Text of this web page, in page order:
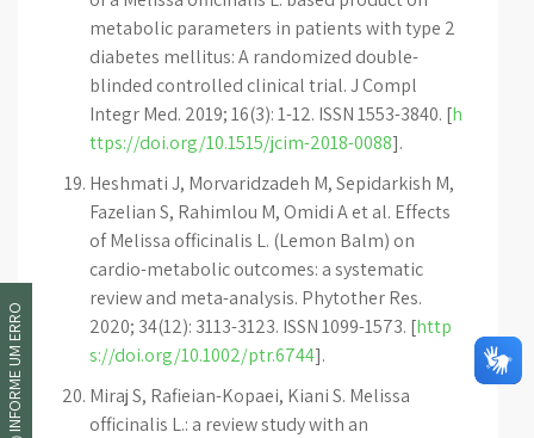
metabolic parameters in patients with type 2
diabetes mellitus: A randomized double-
blinded controlled clinical trial. J Compl
Integr Med. 2019; 16(3): 1-12. ISSN 1553-3840. [h
ttps://doi.org/10.1515/jcim-2018-0088].
Heshmati J, Morvaridzadeh M, Sepidarkish M,
Fazelian S, Rahimlou M, Omidi A et al. Effects
of Melissa officinalis L. (Lemon Balm) on
cardio-metabolic outcomes: a systematic
review and meta-analysis. Phytother Res.
2020; 34(12): 3113-3123. ISSN 1099-1573. [http
s://doi.org/10.1002/ptr.6744].
Miraj S, Rafieian-Kopaei, Kiani S. Melissa
officinalis L.: a review study with an
INFORME UM ERRO